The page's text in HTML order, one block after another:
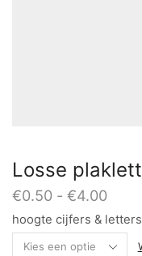
Losse
€0.50 - €4.00
€0.50
tot
hoogte cijfers &